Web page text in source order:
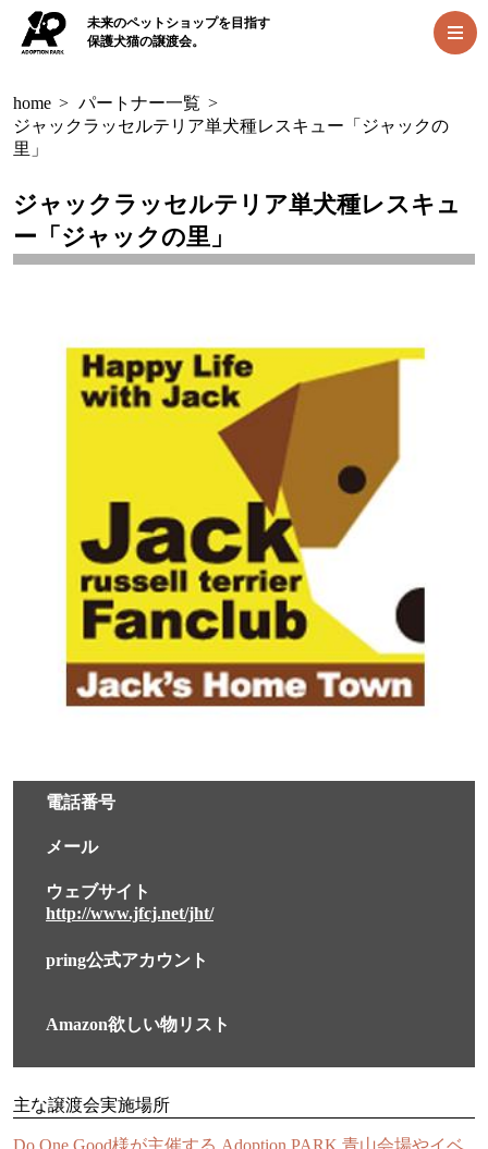
未来のペットショップを目指す
保護犬猫の譲渡会。
home > パートナー一覧 >
ジャックラッセルテリア単犬種レスキュー「ジャックの
里」
ジャックラッセルテリア単犬種レスキュ
ー「ジャックの里」
電話番号
メール
ウェブサイト
http://www.jfcj.net/jht/
pring公式アカウント
Amazon欲しい物リスト
主な譲渡会実施場所
Do One Good様が主催する Adoption PARK 青山会場やイベ